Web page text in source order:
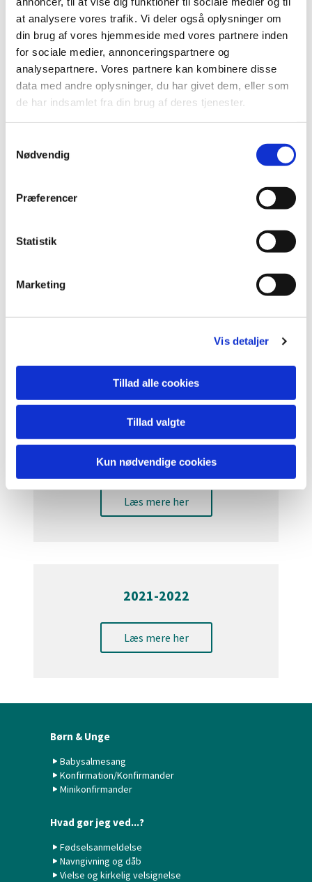
at analysere vores trafik. Vi deler også oplysninger om
din brug af vores hjemmeside med vores partnere inden
for sociale medier, annonceringspartnere og
analysepartnere. Vores partnere kan kombinere disse
data med andre oplysninger, du har givet dem, eller som
de har indsamlet fra din brug af deres tjenester.
Nødvendig
Præferencer
Statistik
Marketing
Vis detaljer
Tillad alle cookies
Tillad valgte
Kun nødvendige cookies
2017-2018
Læs mere her
2019-2020
Læs mere her
2020-2021
Læs mere her
2021-2022
Læs mere her
Børn & Unge
Babysalmesang
Konfirmation/Konfirmander
Minikonfirmander
Hvad gør jeg ved...?
Fødselsanmeldelse
Navngivning og dåb
Vielse og kirkelig velsignelse